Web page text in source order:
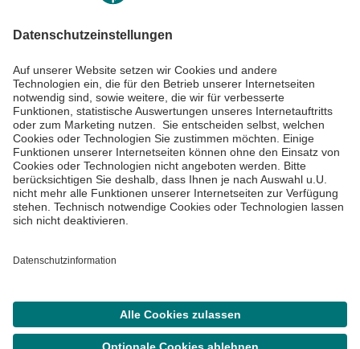
Impressum
Datenschutzinformationen
Barrierefreiheit
©Asklepios Kliniken GmbH & Co. KGaA 2026